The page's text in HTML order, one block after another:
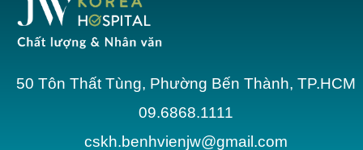
50 Tôn Thất Tùng, Phường Bến Thành, TP.HCM
09.6868.1111
cskh.benhvienjw@gmail.com